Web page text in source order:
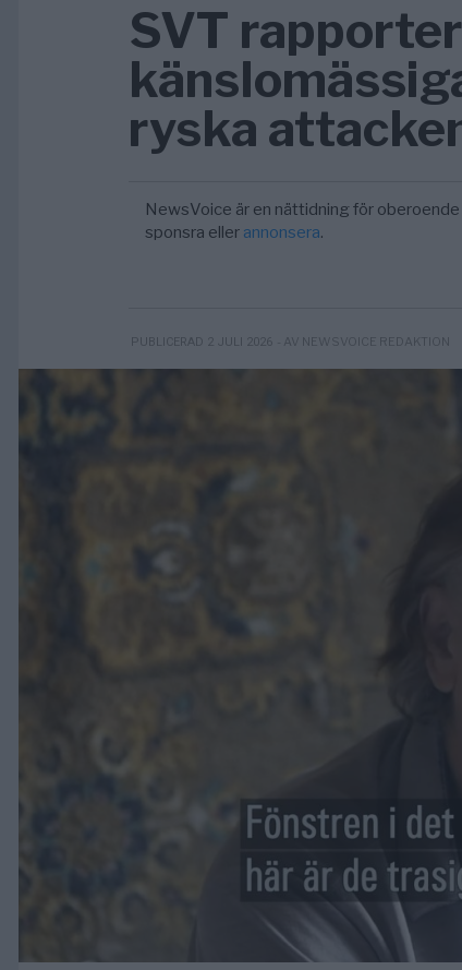
SVT
ryska
NewsVoice är en nättidning för
sponsra eller annonsera.
PUBLICERAD 2 JULI 2026 - AV NEWSVOICE REDAKTION